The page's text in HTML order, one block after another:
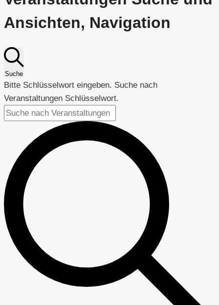
Ansichten, Navigation
Suche
Bitte Schlüsselwort eingeben. Suche nach
Veranstaltungen Schlüsselwort.